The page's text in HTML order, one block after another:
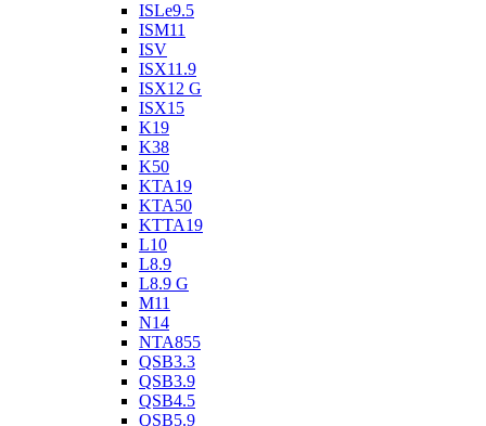
ISLe9.5
ISM11
ISV
ISX11.9
ISX12 G
ISX15
K19
K38
K50
KTA19
KTA50
KTTA19
L10
L8.9
L8.9 G
M11
N14
NTA855
QSB3.3
QSB3.9
QSB4.5
QSB5.9